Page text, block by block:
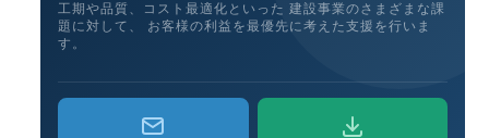
工期や品質、コスト最適化といった 建設事業のさまざまな課
題に対して、
お客様の利益を最優先に考えた支援を行いま
す。